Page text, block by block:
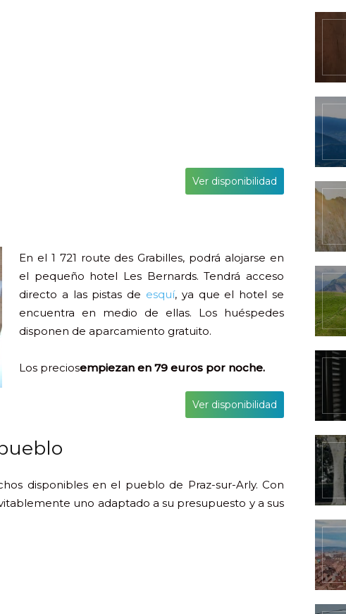
Ver disponibilidad
En el 1 721 route des Grabilles, podrá alojarse en
el pequeño hotel Les Bernards. Tendrá acceso
directo a las pistas de esquí, ya que el hotel se
encuentra en medio de ellas. Los huéspedes
disponen de aparcamiento gratuito.
Los preciosempiezan en 79 euros por noche.
Ver disponibilidad
disponibles en el pueblo de Praz-sur-Arly. Con
uno adaptado a su presupuesto y a sus